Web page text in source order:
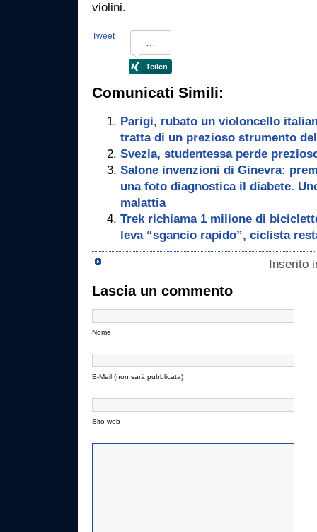
violini.
Tweet
Comunicati Simili:
Parigi, rubato un violoncello
tratta di un prezioso strumento
Svezia, studentessa perde
Salone invenzioni di Ginevra:
una foto diagnostica il diabete.
malattia
Trek richiama 1 milione di
leva “sgancio rapido”, ciclista
Inserito
Lascia un commento
Nome
E-Mail (non sarà pubblicata)
Sito web